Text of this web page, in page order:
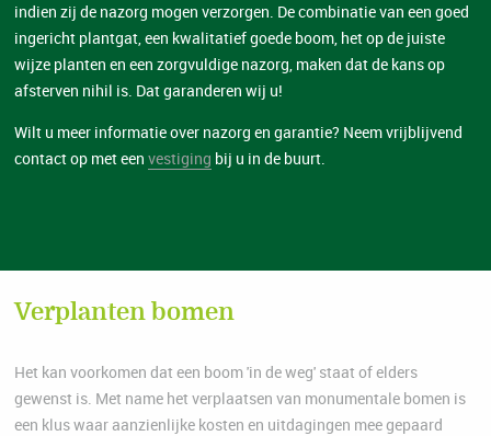
indien zij de nazorg mogen verzorgen. De combinatie van een goed
ingericht plantgat, een kwalitatief goede boom, het op de juiste
wijze planten en een zorgvuldige nazorg, maken dat de kans op
afsterven nihil is. Dat garanderen wij u!
Wilt u meer informatie over nazorg en garantie? Neem vrijblijvend
contact op met eenvestiging bij u in de buurt.
Verplanten bomen
Het kan voorkomen dat een boom 'in de weg' staat of elders
gewenst is. Met name het verplaatsen van monumentale bomen is
een klus waar aanzienlijke kosten en uitdagingen mee gepaard